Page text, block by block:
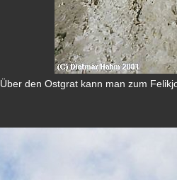
Über den Ostgrat kann man zum